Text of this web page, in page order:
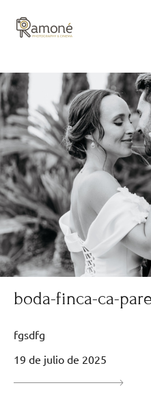
boda-finca-ca-
fgsdfg
19 de julio de 2025